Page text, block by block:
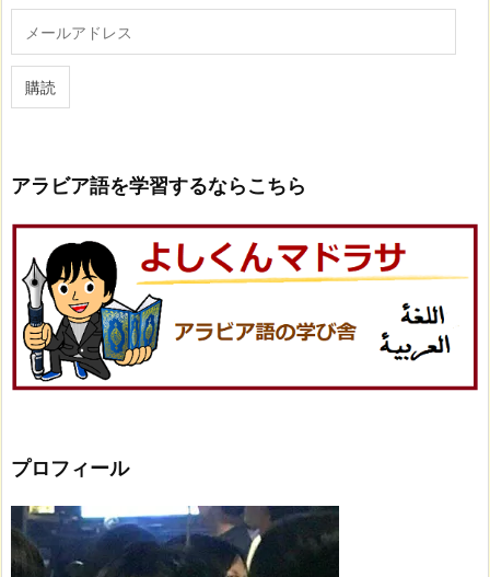
ル
購読
アラビア語を学習するならこちら
プロフィール